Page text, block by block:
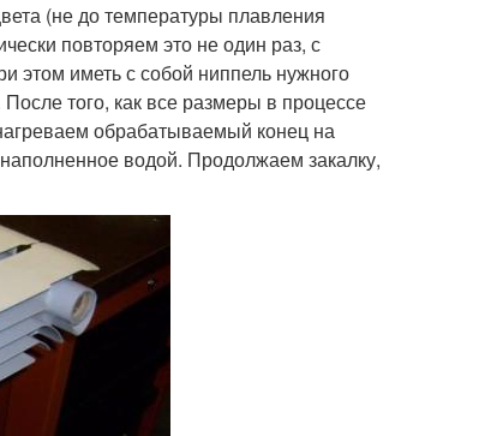
(не до температуры плавления
повторяем это не один раз, с
иметь с собой ниппель нужного
того, как все размеры в процессе
обрабатываемый конец на
водой. Продолжаем закалку,